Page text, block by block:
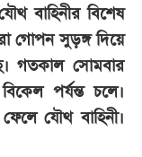
বাহিনীর বিশেষ
গোপন সুড়ঙ্গ দিয়ে
গতকাল সোমবার
পর্যন্ত চলে।
যৌথ বাহিনী।